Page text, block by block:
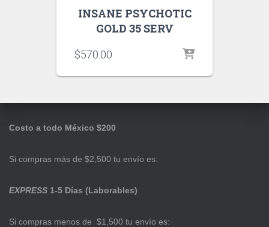
INSANE PSYCHOTIC
GOLD 35 SERV
$570.00
Costo a todo México $200
Si compras más de $2,500 tu envío es:
EXPRESS 1-5 Días (Laborables)
Si compras menos de $1,500 tu envío es: